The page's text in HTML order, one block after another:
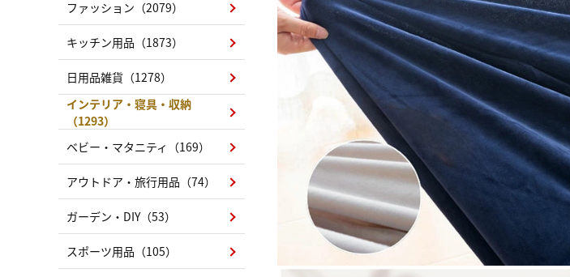
ファッション（2079）
キッチン用品（1873）
日用品雑貨（1278）
インテリア・寝具・収納
（1293）
ベビー・マタニティ（169）
アウトドア・旅行用品（74）
ガーデン・DIY（53）
スポーツ用品（105）